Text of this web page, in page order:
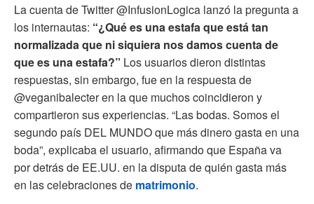
La cuenta de Twitter @InfusionLogica lanzó la pregunta a
los internautas: “¿Qué es una estafa que está tan
normalizada que ni siquiera nos damos cuenta de
que es una estafa?” Los usuarios dieron distintas
respuestas, sin embargo, fue en la respuesta de
@veganibalecter en la que muchos coincidieron y
compartieron sus experiencias. “Las bodas. Somos el
segundo país DEL MUNDO que más dinero gasta en una
boda”, explicaba el usuario, afirmando que España va
por detrás de EE.UU. en la disputa de quién gasta más
en las celebraciones de matrimonio.